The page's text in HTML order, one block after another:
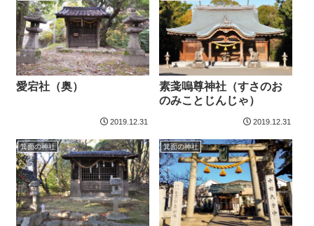
愛宕社（奥）
2019.12.31
素戔嗚尊神社（すさのお
のみことじんじゃ）
2019.12.31
箕面の神社 箕面の神社